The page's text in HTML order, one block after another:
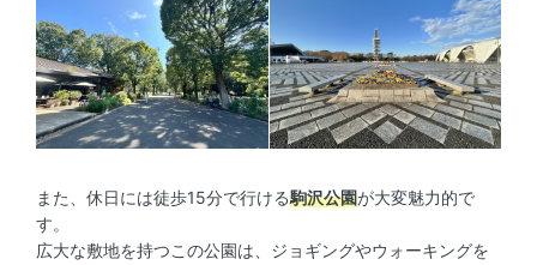
また、休日には徒歩15分で行ける駒沢公園が大変魅力的で
す。
広大な敷地を持つこの公園は、ジョギングやウォーキングを